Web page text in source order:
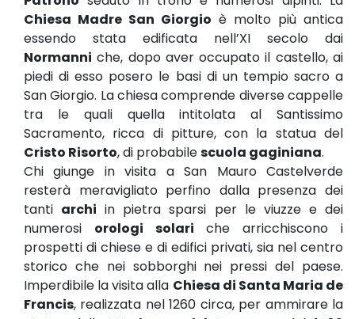
Chiesa Madre San Giorgio è molto più antica
essendo stata edificata nell’XI secolo dai
Normanni che, dopo aver occupato il castello, ai
piedi di esso posero le basi di un tempio sacro a
San Giorgio. La chiesa comprende diverse cappelle
tra le quali quella intitolata al Santissimo
Sacramento, ricca di pitture, con la statua del
Cristo Risorto, di probabilescuola gaginiana.
Chi giunge in visita a San Mauro Castelverde
resterà meravigliato perfino dalla presenza dei
tanti archi in pietra sparsi per le viuzze e dei
numerosi orologi solari che arricchiscono i
prospetti di chiese e di edifici privati, sia nel centro
storico che nei sobborghi nei pressi del paese.
Imperdibile la visita alla Chiesa di Santa Maria de
Francis, realizzata nel 1260 circa, per ammirare la